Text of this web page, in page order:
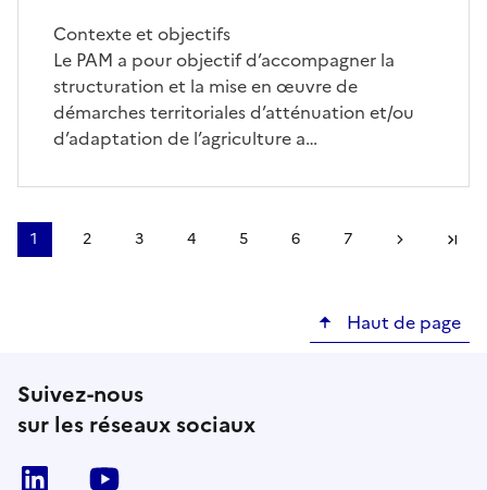
Contexte et objectifs
Le PAM a pour objectif d’accompagner la
structuration et la mise en œuvre de
démarches territoriales d’atténuation et/ou
d’adaptation de l’agriculture a…
Pagination
Page
1
Page
2
Page
3
Page
4
Page
5
Page
6
Page
7
Page
Haut de page
Suivez-nous
sur les réseaux sociaux
Linkedin